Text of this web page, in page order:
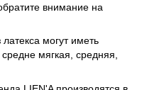
внимание на
могут иметь
мягкая, средняя,